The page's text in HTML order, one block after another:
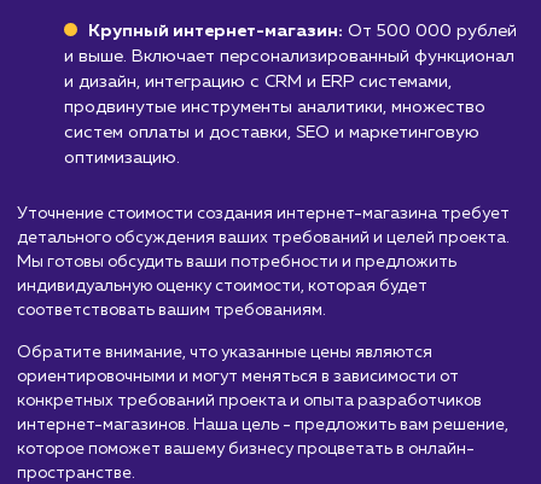
Стоимость разработки
интернет магазина
от 100 000 руб.
Мы предлагаем услуги по созданию интернет-магазинов,
которые помогут вам увеличить продажи и расширить
факторов, включая количество товаров,
дизайн, уровень интеграции с другими системами и опыт
команды разработчиков. Вот приблизительный порядок
Простой интернет-магазин: